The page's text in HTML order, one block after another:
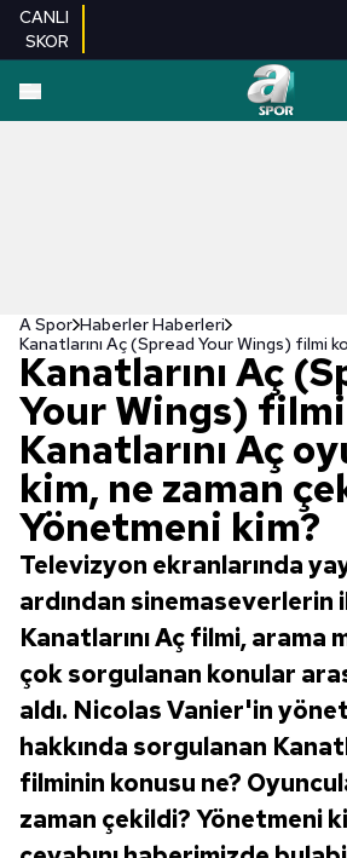
CANLI
SKOR
A Spor Haberler Haberleri
Kanatlarını Aç
Your Wings)
Kanatlarını Aç
kim, ne zaman
Yönetmeni kim?
Televizyon ekranlarında
ardından sinemaseverlerin
Kanatlarını Aç filmi, arama
çok sorgulanan konular
aldı. Nicolas Vanier'in
hakkında sorgulanan
filminin konusu ne?
zaman çekildi? Yönetmeni